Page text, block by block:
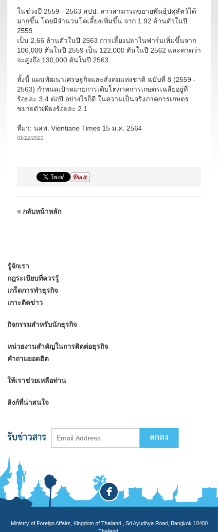
ในช่วงปี 2559 - 2563 สปป. ลาวสามารถขยายพันธุ์ปศุสัตว์ได้
มากขึ้น โดยมีจำนวนโคเลี้ยงเพิ่มขึ้น จาก 1.92 ล้านตัวในปี
2559
เป็น 2.66 ล้านตัวในปี 2563 การเลี้ยงปลาในฟาร์มเพิ่มขึ้นจาก
106,000 ตันในปี 2559 เป็น 122,000 ตันในปี 2562 และคาดว่า
จะสูงถึง 130,000 ตันในปี 2563
ทั้งนี้ แผนพัฒนาเศรษฐกิจและสังคมแห่งชาติ ฉบับที่ 8 (2559 -
2563) กำหนดเป้าหมายการเติบโตภาคการเกษตรเฉลี่ยอยู่ที่
ร้อยละ 3.4 ต่อปี อย่างไรก็ดี ในความเป็นจริงภาคการเกษตร
ขยายตัวเพียงร้อยละ 2.1
ที่มา: นสพ. Vientiane Times 15 ม.ค. 2564
01/22/2021
กลับหน้าหลัก
รู้จักเรา
กฎระเบียบที่ควรรู้
เกร็ดการทำธุรกิจ
เกาะติดข่าว
กิจกรรมสำหรับนักธุรกิจ
หน่วยงานสำคัญในการติดต่อธุรกิจ
คำถามยอดฮิต
ให้เราช่วยเหลือท่าน
ลิงก์ที่น่าสนใจ
รับข่าวสาร
Ministry of Foreign Affairs, Kingdom of Thailand , Sri Ayudhya Road, Bangkok 10400